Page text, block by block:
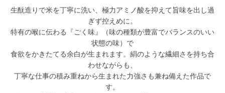
生酛造りで米を丁寧に洗い、極力アミノ酸を抑えて旨味を出し過
ぎず控えめに。
特有の喉に伝わる『ごく味』（味の種類が豊富でバランスのいい
状態の味）で
食欲をかきたてる余白が生まれます。絹のような繊細さを持ち合
わせながらも、
丁寧な仕事の積み重ねから生まれた力強さも兼ね備えた作品で
す。